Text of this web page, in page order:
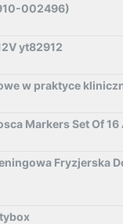
002496)
yt82912
w praktyce
Markers Set Of 16
Fryzjerska